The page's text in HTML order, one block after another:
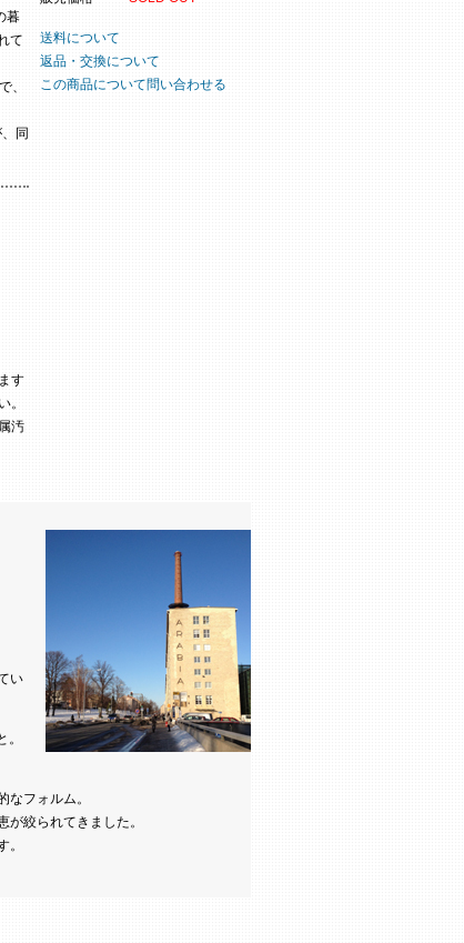
送料について
返品・交換について
この商品について問い合わせる
暮
て
、
同
す
。
汚
い
フォルム。
絞られてきました。
。